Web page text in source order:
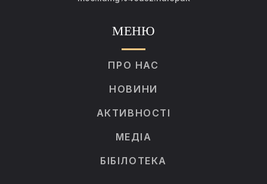
МЕНЮ
ПРО НАС
НОВИНИ
АКТИВНОСТІ
МЕДІА
БІБІЛОТЕКА